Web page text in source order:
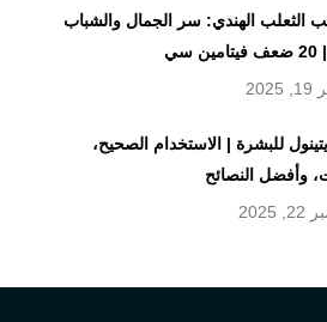
الثعلب الهندي: سر الجمال والشباب
سي
للبشرة | الاستخدام الصحيح،
وأفضل النصائح